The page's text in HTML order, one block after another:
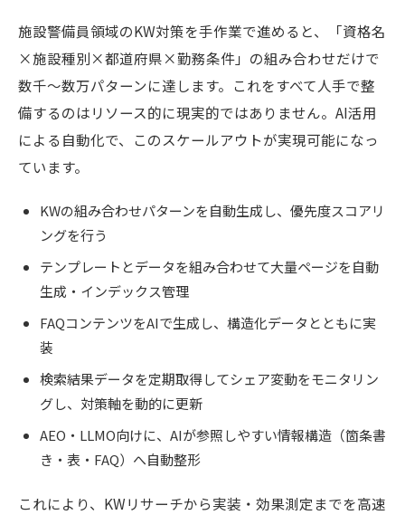
施設警備員領域のKW対策を手作業で進めると、「資格名
×施設種別×都道府県×勤務条件」の組み合わせだけで
数千〜数万パターンに達します。これをすべて人手で整
備するのはリソース的に現実的ではありません。AI活用
による自動化で、このスケールアウトが実現可能になっ
ています。
KWの組み合わせパターンを自動生成し、優先度スコアリ
ングを行う
テンプレートとデータを組み合わせて大量ページを自動
生成・インデックス管理
FAQコンテンツをAIで生成し、構造化データとともに実
装
検索結果データを定期取得してシェア変動をモニタリン
グし、対策軸を動的に更新
AEO・LLMO向けに、AIが参照しやすい情報構造（箇条書
き・表・FAQ）へ自動整形
これにより、KWリサーチから実装・効果測定までを高速